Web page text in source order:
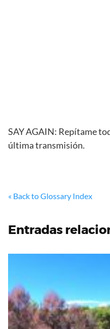
SAY AGAIN: Repítame
última transmisión.
« Back to Glossary Index
Entradas